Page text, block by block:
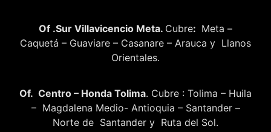
Of .Sur Villavicencio Meta. Cubre: Meta –
Caquetá – Guaviare – Casanare – Arauca y Llanos
Orientales.
Of. Centro – Honda Tolima. Cubre : Tolima – Huila
– Magdalena Medio- Antioquia – Santander –
Norte de Santander y Ruta del Sol.